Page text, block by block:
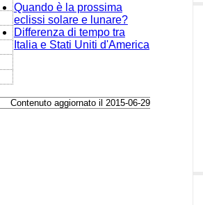
Quando è la prossima
eclissi solare e lunare?
Differenza di tempo tra
Italia e Stati Uniti d'America
Contenuto aggiornato il 2015-06-29